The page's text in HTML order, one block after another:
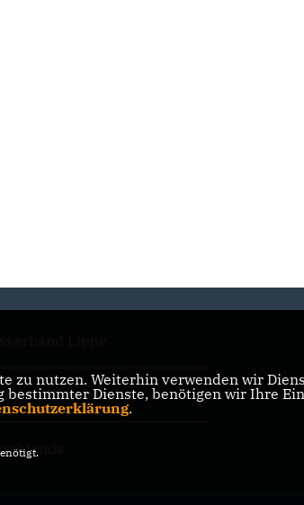
Westfalen
zu nutzen. Weiterhin verwenden wir
bestimmter Dienste, benötigen wir Ihre
.